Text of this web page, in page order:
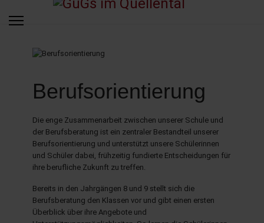
Berufsorientierung
Die enge Zusammenarbeit zwischen unserer Schule und
der Berufsberatung ist ein zentraler Bestandteil unserer
Berufsorientierung und unterstützt unsere Schülerinnen
und Schüler dabei, frühzeitig fundierte Entscheidungen für
ihre berufliche Zukunft zu treffen.
Bereits in den Jahrgängen 8 und 9 stellt sich die
Berufsberatung den Klassen vor und gibt einen ersten
Überblick über ihre Angebote und